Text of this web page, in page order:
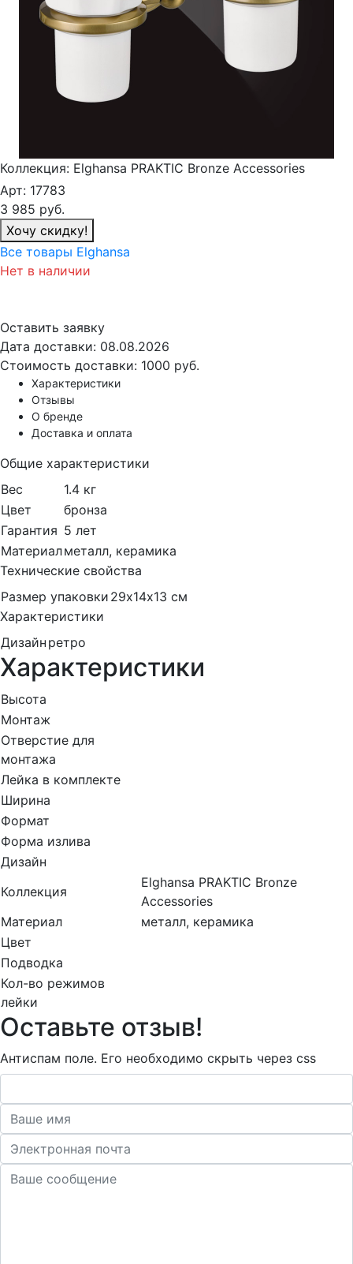
Коллекция: Elghansa PRAKTIC Bronze Accessories
Арт: 17783
3 985 руб.
Хочу скидку!
Все товары Elghansa
Нет в наличии
Оставить заявку
Дата доставки: 08.08.2026
Стоимость доставки: 1000 руб.
Характеристики
Отзывы
О бренде
Доставка и оплата
Общие характеристики
Вес
1.4 кг
Цвет
бронза
Гарантия 5 лет
Материалметалл, керамика
Технические свойства
Размер упаковки 29х14х13 см
Характеристики
Дизайн ретро
Характеристики
Высота
Монтаж
Отверстие для
монтажа
Лейка в комплекте
Ширина
Формат
Форма излива
Дизайн
Коллекция
Elghansa PRAKTIC Bronze
Accessories
Материал
металл, керамика
Цвет
Подводка
Кол-во режимов
лейки
Оставьте отзыв!
Антиспам поле. Его необходимо скрыть через css